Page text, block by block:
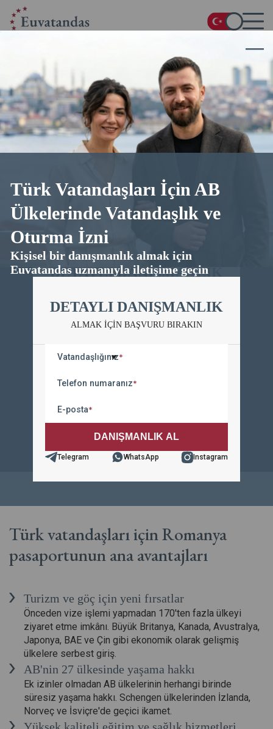
Türkler
için hızlandırılmış prosedürle Romanya pasaportu
DETAYLI DANIŞMANLIK
Vatandaşlığınız*
Telegram WhatsApp Instagram
Türk vatandaşları için Romanya
pasaportunun ana avantajları
Turizm ve göç için yeni fırsatlar
Önceden vize işlemi yapmadan 170'ten fazla ülkeyi
ziyaret etme imkânı. Büyük Britanya, Kanada, Avustralya,
Japonya, BAE ve Çin gibi ekonomik olarak gelişmiş
ülkelere serbest giriş.
AB'nin 27 ülkesinde yaşama hakkı
Ek izinler olmadan AB ülkelerinin herhangi birinde
süresiz yaşama hakkı. Schengen ülkelerinden İzlanda,
Norveç ve İsviçre'de geçici ikamet.
Türk Vatandaşları İçin AB
Ülkelerinde Vatandaşlık ve
Oturma İzni
Kişisel bir danışmanlık almak için
Euvatandas uzmanıyla iletişime geçin
DETAYLI DANIŞMANLIK
ALMAK IÇIN BAŞVURU BIRAKIN
Vatandaşlığınız*
Telefon numaranız*
E-posta*
Telegram WhatsApp Instagram